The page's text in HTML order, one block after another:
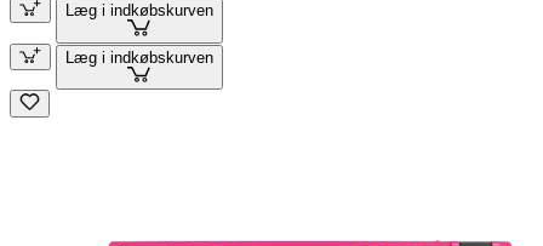
Læg i indkøbskurven
Læg i indkøbskurven